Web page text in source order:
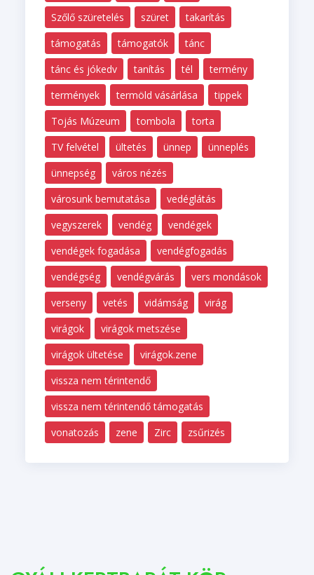
Szőlő szüretelés
szüret
takarítás
támogatás
támogatók
tánc
tánc és jókedv
tanítás tél
termény
termények
termöld vásárlása
tippek
Tojás Múzeum
tombola
torta
TV felvétel
ültetés ünnep
ünneplés
ünnepség
város nézés
városunk bemutatása
vedéglátás
vegyszerek
vendég
vendégek
vendégek fogadása
vendégfogadás
vendégség
vendégvárás
vers mondások
verseny
vetés vidámság
virág
virágok
virágok metszése
virágok ültetése
virágok.zene
vissza nem térintendő
vissza nem térintendő támogatás
vonatozás
zene Zirc zsűrizés